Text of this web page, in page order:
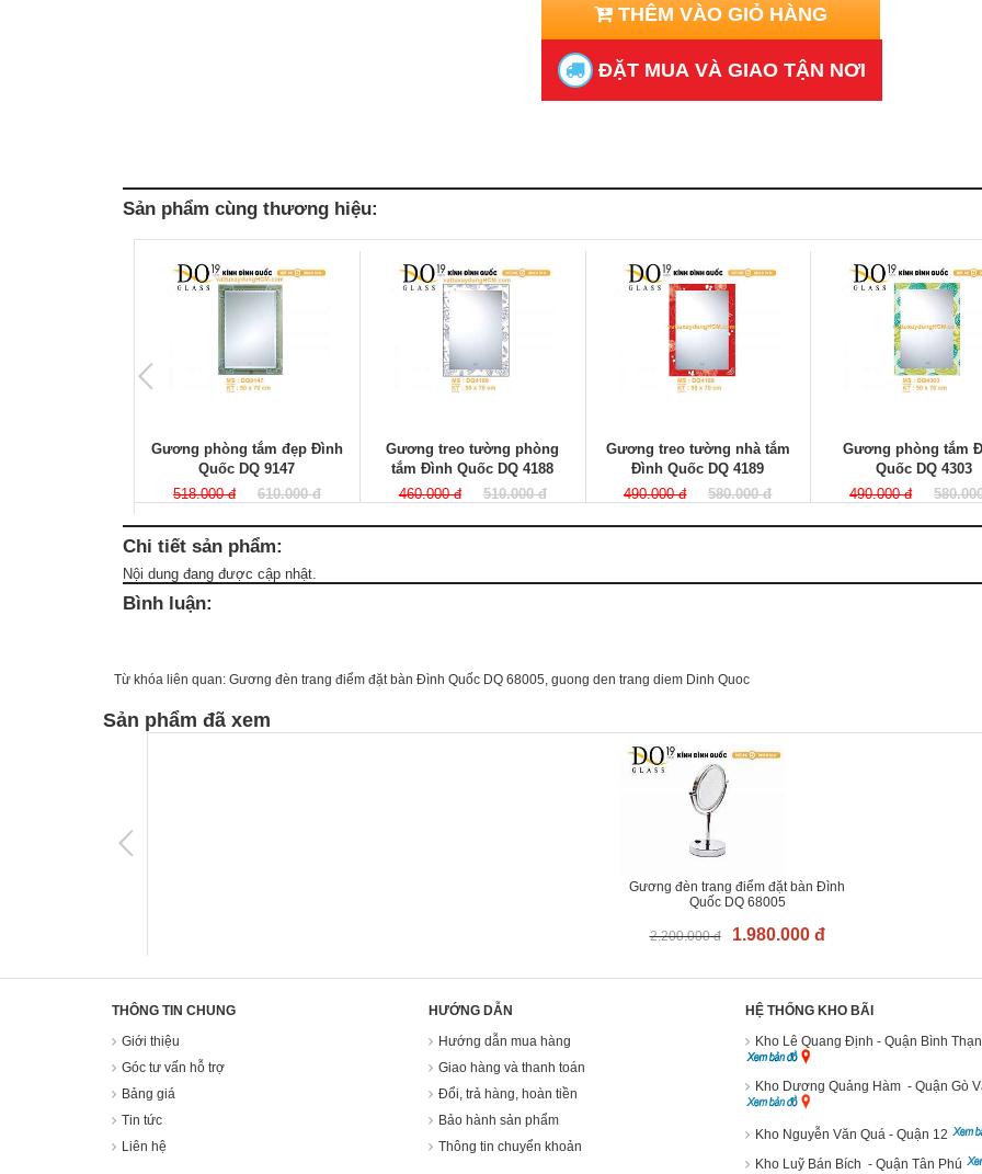
THÊM VÀO GIỎ HÀNG
ĐẶT MUA VÀ GIAO TẬN NƠI
Sản phẩm cùng thương hiệu:
Gương phòng tắm đẹp Đình
Quốc DQ 9147
518.000 đ
610.000 đ
Gương treo tường phòng
tắm Đình Quốc DQ 4188
460.000 đ
510.000 đ
Gương treo tường nhà tắm
Đình Quốc DQ 4189
490.000 đ
580.000 đ
Gương phòng tắm
Quốc DQ 4303
490.000 đ
Chi tiết sản phẩm:
Nội dung đang được cập nhật.
Bình luận:
Từ khóa liên quan: Gương đèn trang điểm đặt bàn Đình Quốc DQ 68005, guong den trang diem Dinh Quoc
Sản phẩm đã xem
Gương đèn trang điểm đặt bàn Đình
Quốc DQ 68005
2.200.000 đ 1.980.000 đ
THÔNG TIN CHUNG
Giới thiệu
Góc tư vấn hỗ trợ
Bảng giá
Tin tức
Liên hệ
HƯỚNG DẪN
Hướng dẫn mua hàng
Giao hàng và thanh toán
Đổi, trả hàng, hoàn tiền
Bảo hành sản phẩm
Thông tin chuyển khoản
HỆ THỐNG KHO BÃI
Kho Lê Quang Định - Quận Bình
Kho Dương Quảng Hàm - Quận Gò
Kho Nguyễn Văn Quá - Quận 12
Kho Luỹ Bán Bích - Quận Tân Phú